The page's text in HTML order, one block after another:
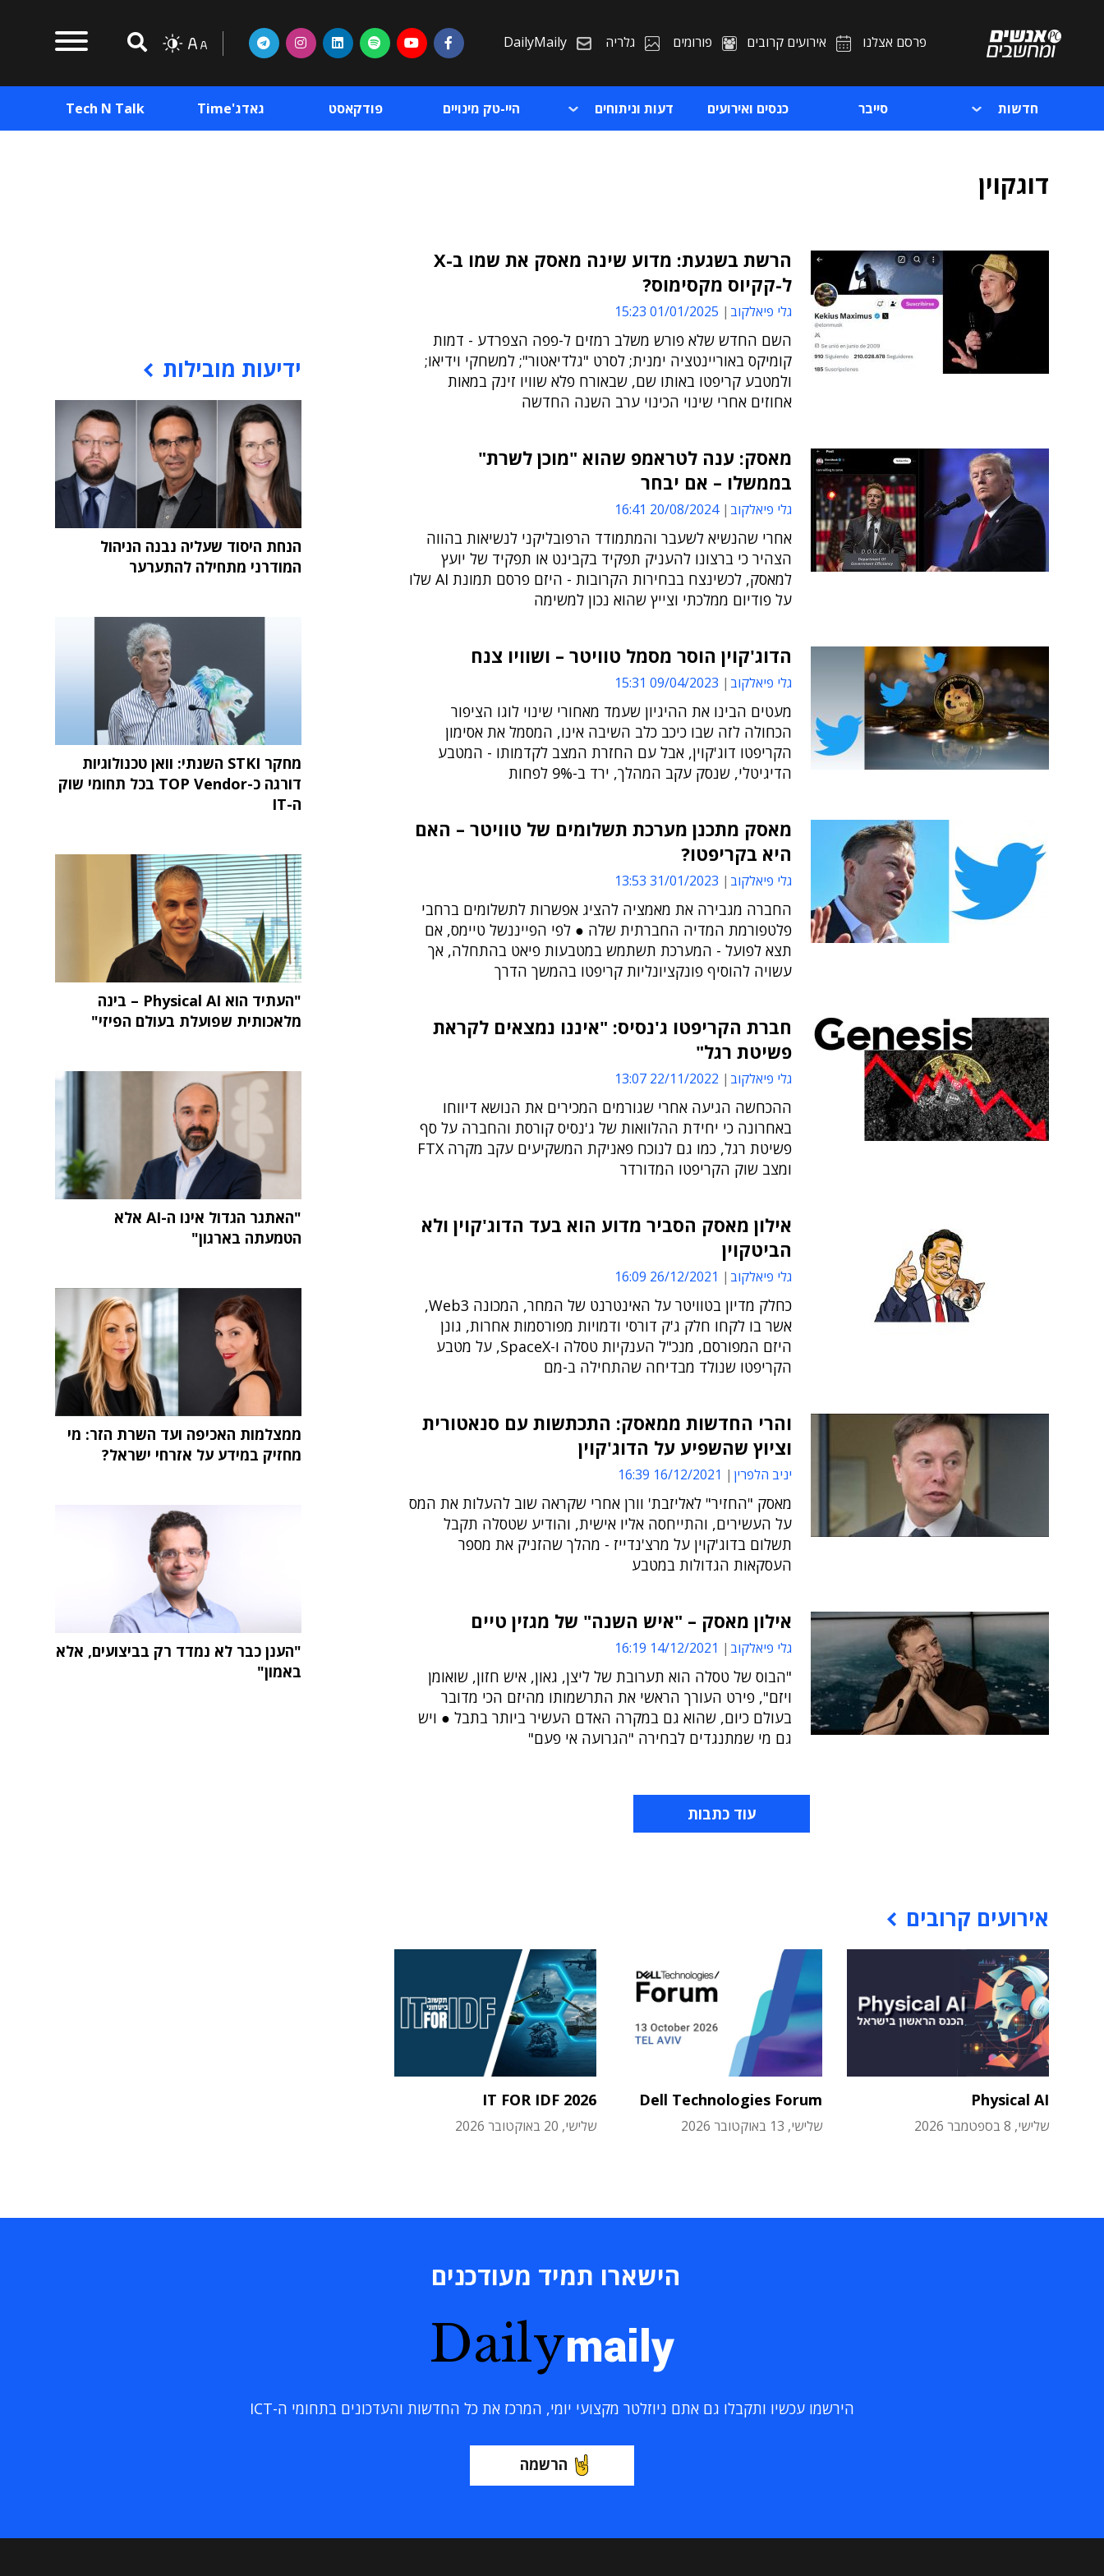
פרסם אצלנו אירועים קרובים פורומים גלריה DailyMaily
חדשות סייבר כנסים ואירועים דעות וניתוחים היי-טק מינויים פודקאסט גאדג'Time Tech N Talk
דוגקוין
הרשת בשגעת: מדוע שינה מאסק את שמו ב-X
ל-קקיוס מקסימוס?
גלי פיאלקוב 01/01/2025 15:23
השם החדש שלא פורש משלב רמזים ל-פפה הצפרדע - דמות
קומיקס באוריינטציה ימנית; לסרט "גלדיאטור"; למשחקי וידיאו;
ולמטבע קריפטו באותו שם, שבאורח פלא שוויו זינק במאות
אחוזים אחרי שינוי הכינוי ערב השנה החדשה
מאסק: ענה לטראמפ שהוא "מוכן לשרת"
בממשלו – אם יבחר
גלי פיאלקוב 20/08/2024 16:41
אחרי שהנשיא לשעבר והמתמודד הרפובליקני לנשיאות בהווה
הצהיר כי ברצונו להעניק תפקיד בקבינט או תפקיד של יועץ
למאסק, לכשינצח בבחירות הקרובות - היזם פרסם תמונת AI שלו
על פודיום ממלכתי וצייץ שהוא נכון למשימה
הדוג'קוין הוסר מסמל טוויטר – ושוויו צנח
גלי פיאלקוב 09/04/2023 15:31
מעטים הבינו את ההיגיון שעמד מאחורי שינוי לוגו הציפור
הכחולה לזה שבו כיכב כלב השיבה אינו, המסמל את אסימון
הקריפטו דוג'קוין, אבל עם החזרת המצב לקדמותו - המטבע
הדיגיטלי, שנסק עקב המהלך, ירד ב-9% לפחות
מאסק מתכנן מערכת תשלומים של טוויטר – האם
היא בקריפטו?
גלי פיאלקוב 31/01/2023 13:53
החברה מגבירה את מאמציה להציג אפשרות לתשלומים ברחבי
פלטפורמת המדיה החברתית שלה ● לפי הפייננשל טיימס, אם
תצא לפועל - המערכת תשתמש במטבעות פיאט בהתחלה, אך
עשויה להוסיף פונקציונליות קריפטו בהמשך הדרך
חברת הקריפטו ג'נסיס: "איננו נמצאים לקראת
פשיטת רגל"
גלי פיאלקוב 22/11/2022 13:07
ההכחשה הגיעה אחרי שגורמים המכירים את הנושא דיווחו
באחרונה כי יחידת ההלוואות של ג'נסיס קורסת והחברה על סף
פשיטת רגל, כמו גם לנוכח פאניקת המשקיעים עקב מקרה FTX
ומצב שוק הקריפטו המדורדר
אילון מאסק הסביר מדוע הוא בעד הדוג'קוין ולא
הביטקוין
גלי פיאלקוב 26/12/2021 16:09
כחלק מדיון בטוויטר על האינטרנט של המחר, המכונה Web3,
אשר בו לקחו חלק ג'ק דורסי ודמויות מפורסמות אחרות, גונן
היזם המפורסם, מנכ"ל הענקיות טסלה ו-SpaceX, על מטבע
הקריפטו שנולד מבדיחה שהתחילה ב-מם
והרי החדשות ממאסק: התכתשות עם סנאטורית
וציוץ שהשפיע על הדוג'קוין
יניב הלפרין 16/12/2021 16:39
מאסק "החזיר" לאליזבת' וורן אחרי שקראה שוב להעלות את המס
על העשירים, והתייחסה אליו אישית, והודיע שטסלה תקבל
תשלום בדוג'קוין על מרצ'נדייז - מהלך שהזניק את מספר
העסקאות הגדולות במטבע
אילון מאסק – "איש השנה" של מגזין טיים
גלי פיאלקוב 14/12/2021 16:19
"הבוס של טסלה הוא תערובת של ליצן, גאון, איש חזון, שואומן
ויזם", פירט העורך הראשי את התרשמותו מהיזם הכי מדובר
בעולם כיום, שהוא גם במקרה האדם העשיר ביותר בתבל ● ויש
גם מי שמתנגדים לבחירה "הגרועה אי פעם"
עוד כתבות
אירועים קרובים
Physical AI
שלישי, 8 בספטמבר 2026
Dell Technologies Forum
שלישי, 13 באוקטובר 2026
IT FOR IDF 2026
שלישי, 20 באוקטובר 2026
ידיעות מובילות
הנחת היסוד שעליה נבנה הניהול
המודרני מתחילה להתערער
מחקר STKI השנתי: וואן טכנולוגיות
דורגה כ-TOP Vendor בכל תחומי שוק
ה-IT
"העתיד הוא Physical AI – בינה
מלאכותית שפועלת בעולם הפיזי"
"האתגר הגדול אינו ה-AI אלא
הטמעתה בארגון"
ממצלמות האכיפה ועד השרת הזר: מי
מחזיק במידע על אזרחי ישראל?
"הענן כבר לא נמדד רק בביצועים, אלא
באמון"
הישארו תמיד מעודכנים
Dailymaily
הירשמו עכשיו ותקבלו גם אתם ניוזלטר מקצועי יומי, המרכז את כל החדשות והעדכונים בתחומי ה-ICT
הרשמה